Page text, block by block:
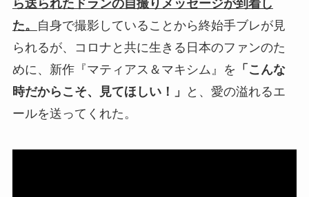
ら送られたドランの自撮りメッセージが到着し
た。
自身で撮影していることから終始手ブレが見
られるが、コロナと共に生きる日本のファンのた
めに、新作『マティアス＆マキシム』を 「こんな
時だからこそ、見てほしい！」
と、愛の溢れるエ
ールを送ってくれた。